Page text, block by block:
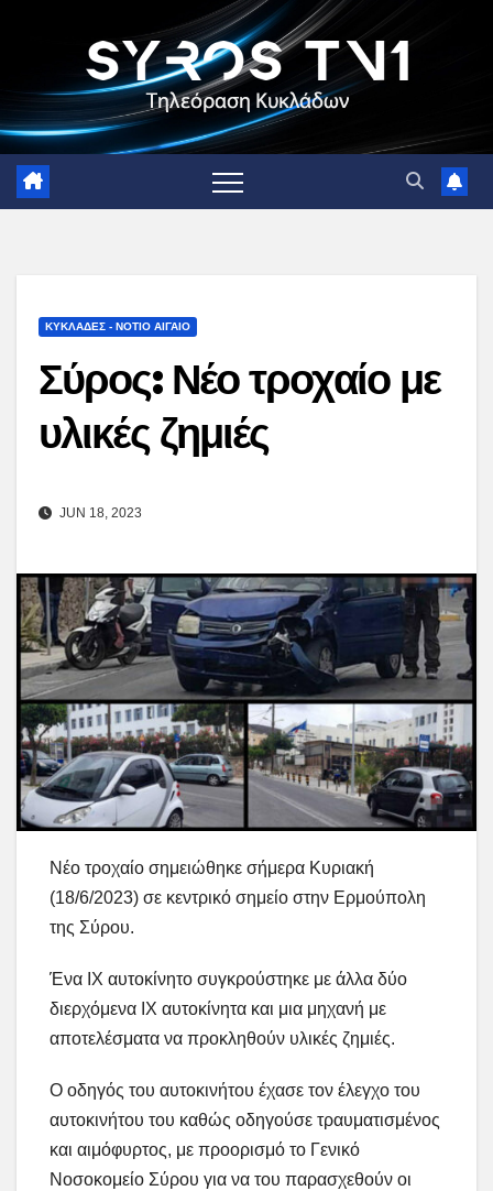
ΚΥΚΛΑΔΕΣ - ΝΟΤΙΟ ΑΙΓΑΙΟ
Σύρος: Νέο τροχαίο με
υλικές ζημιές
JUN 18, 2023
Νέο τροχαίο σημειώθηκε σήμερα Κυριακή
(18/6/2023) σε κεντρικό σημείο στην Ερμούπολη
της Σύρου.
Ένα ΙΧ αυτοκίνητο συγκρούστηκε με άλλα δύο
διερχόμενα ΙΧ αυτοκίνητα και μια μηχανή με
αποτελέσματα να προκληθούν υλικές ζημιές.
Ο οδηγός του αυτοκινήτου έχασε τον έλεγχο του
αυτοκινήτου του καθώς οδηγούσε τραυματισμένος
και αιμόφυρτος, με προορισμό το Γενικό
Νοσοκομείο Σύρου για να του παρασχεθούν οι